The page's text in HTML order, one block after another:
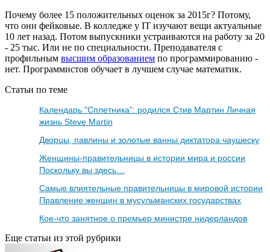
Почему более 15 положительных оценок за 2015г? Потому,
что они фейковые. В колледже у IT изучают вещи актуальные
10 лет назад. Потом выпускники устраиваются на работу за 20
- 25 тыс. Или не по специальности. Преподавателя с
профильным высшим образованием по программированию -
нет. Программистов обучает в лучшем случае математик.
Статьи по теме
Календарь "Сплетника": родился Стив Мартин Личная
жизнь Steve Martin
Дворцы, павлины и золотые ванны диктатора чаушеску
Женщины-правительницы в истории мира и россии
Поскольку вы здесь…
Самые влиятельные правительницы в мировой истории
Правление женщин в мусульманских государствах
Кое-что занятное о премьер министре нидерландов
Еще статьи из этой рубрики